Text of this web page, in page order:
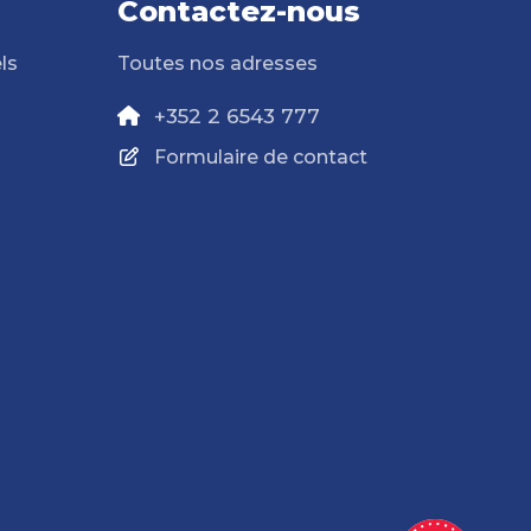
Contactez-nous
Toutes nos adresses
+352 2 6543 777
Formulaire de contact